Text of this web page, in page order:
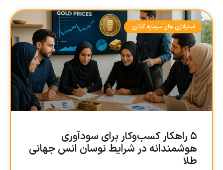
استراتژی های سرمایه گذاری
۵ راهکار کسب‌وکار برای سودآوری
هوشمندانه در شرایط نوسان انس جهانی
طلا